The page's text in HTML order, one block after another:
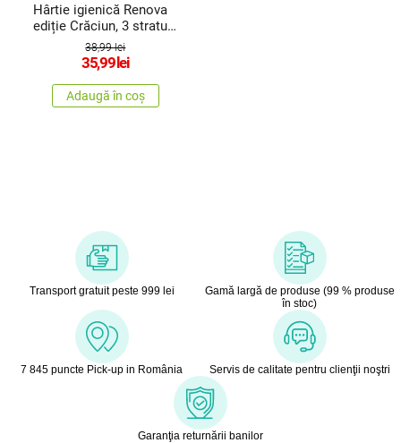
Hârtie igienică Renova
ediție Crăciun, 3 straturi,
38,99 lei
35,99 lei
Adaugă în coș
Transport gratuit peste 999 lei
Gamă largă de produse (99 % produse
în stoc)
7 845 puncte Pick-up in România Servis de calitate pentru clienţii noştri
Garanţia returnării banilor